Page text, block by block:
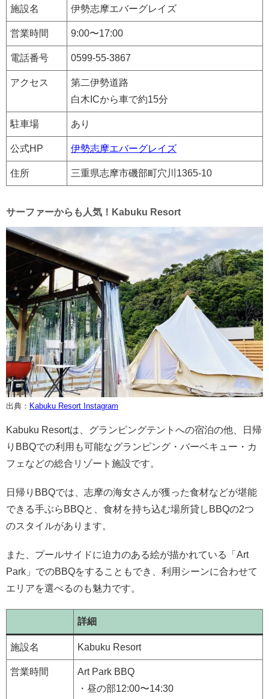
施設名 伊勢志摩エバーグレイズ
営業時間 9:00〜17:00
電話番号 0599-55-3867
アクセス
第二伊勢道路
白木ICから車で約15分
駐車場 あり
公式HP 伊勢志摩エバーグレイズ
住所 三重県志摩市磯部町穴川1365-10
サーファーからも人気！Kabuku Resort
出典： Kabuku Resort Instagram
Kabuku Resortは、グランピングテントへの宿泊の他、日帰
りBBQでの利用も可能なグランピング・バーベキュー・カ
フェなどの総合リゾート施設です。
日帰りBBQでは、志摩の海女さんが獲った食材などが堪能
できる手ぶらBBQと、食材を持ち込む場所貸しBBQの2つ
のスタイルがあります。
また、プールサイドに迫力のある絵が描かれている「Art
Park」でのBBQをすることもでき、利用シーンに合わせて
エリアを選べるのも魅力です。
詳細
施設名 Kabuku Resort
営業時間
Art Park BBQ
・昼の部12:00〜14:30